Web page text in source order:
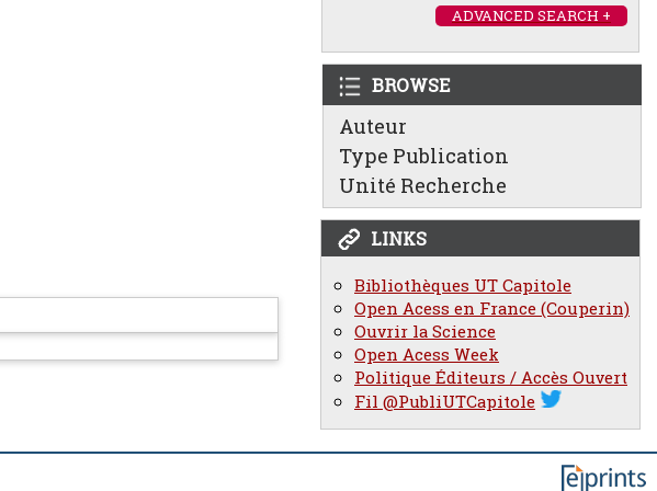
ADVANCED SEARCH +
BROWSE
Auteur
Type Publication
Unité Recherche
LINKS
Bibliothèques UT Capitole
Open Acess en France (Couperin)
Ouvrir la Science
Open Acess Week
Politique Éditeurs / Accès Ouvert
Fil @PubliUTCapitole